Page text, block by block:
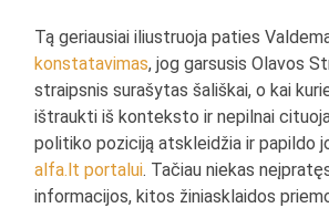
Tą geriausiai iliustruoja paties
konstatavimas, jog garsusis Olavos
straipsnis surašytas šališkai, o kai
ištraukti iš konteksto ir nepilnai
politiko poziciją atskleidžia ir papildo
alfa.lt portalui. Tačiau niekas
informacijos, kitos žiniasklaidos